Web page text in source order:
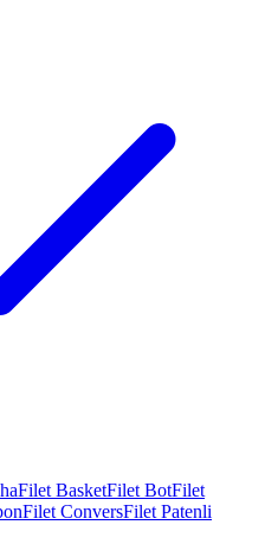
Filet BasketFilet BotFilet
Filet ConversFilet Patenli